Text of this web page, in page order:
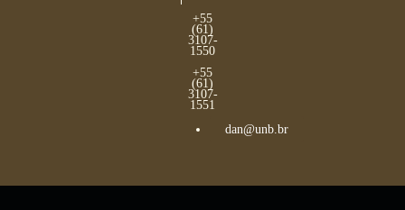
+55
(61)
3107-
1550
+55
(61)
3107-
1551
dan@unb.br